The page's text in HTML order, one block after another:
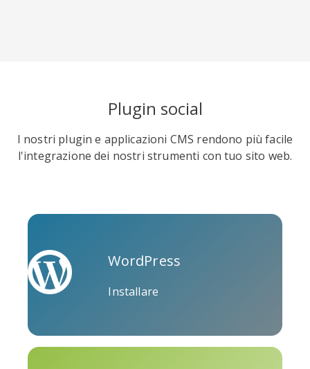
Okru Medio Airbnb
Plugin social
I nostri plugin e applicazioni CMS rendono più facile
l'integrazione dei nostri strumenti con tuo sito web.
WordPress
Installare